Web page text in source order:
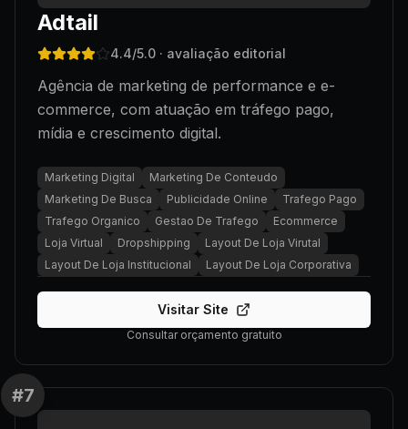
Adtail
4.4/5.0 · avaliação editorial
Agência de marketing de performance e e-
commerce, com atuação em tráfego pago,
mídia e crescimento digital.
Marketing Digital
Marketing De Conteudo
Marketing De Busca
Publicidade Online
Trafego Pago
Trafego Organico
Gestao De Trafego
Ecommerce
Loja Virtual
Dropshipping
Layout De Loja Virutal
Layout De Loja Institucional
Layout De Loja Corporativa
Visitar Site
Consultar orçamento gratuito
#7